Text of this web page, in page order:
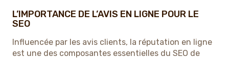
L’IMPORTANCE DE L’AVIS EN LIGNE POUR LE
SEO
Influencée par les avis clients, la réputation en ligne
est une des composantes essentielles du SEO de